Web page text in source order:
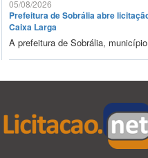
05/08/2026
Prefeitura de Sobrália abre
Caixa Larga
A prefeitura de Sobrália,